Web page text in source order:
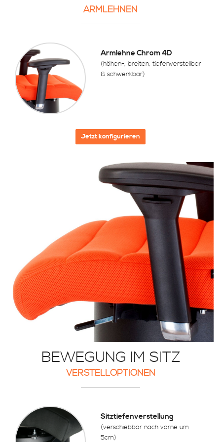
ARMLEHNEN
Armlehne Chrom 4D
(höhen-, breiten, tiefenverstellbar
& schwenkbar)
Jetzt konfigurieren
BEWEGUNG IM SITZ
VERSTELLOPTIONEN
Sitztiefenverstellung
(verschiebbar nach vorne um
5cm)